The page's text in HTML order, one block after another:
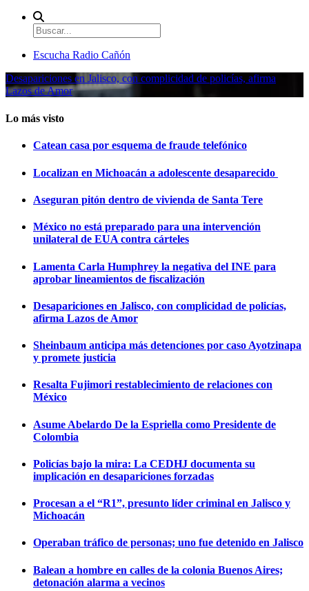
Escucha Radio Cañón
Desapariciones en Jalisco, con complicidad de policías, afirma
Lazos de Amor
Lo más visto
Catean casa por esquema de fraude telefónico
Localizan en Michoacán a adolescente desaparecido
Aseguran pitón dentro de vivienda de Santa Tere
México no está preparado para una intervención
unilateral de EUA contra cárteles
Lamenta Carla Humphrey la negativa del INE para
aprobar lineamientos de fiscalización
Desapariciones en Jalisco, con complicidad de policías,
afirma Lazos de Amor
Sheinbaum anticipa más detenciones por caso Ayotzinapa
y promete justicia
Resalta Fujimori restablecimiento de relaciones con
México
Asume Abelardo De la Espriella como Presidente de
Colombia
Policías bajo la mira: La CEDHJ documenta su
implicación en desapariciones forzadas
Procesan a el “R1”, presunto líder criminal en Jalisco y
Michoacán
Operaban tráfico de personas; uno fue detenido en Jalisco
Balean a hombre en calles de la colonia Buenos Aires;
detonación alarma a vecinos